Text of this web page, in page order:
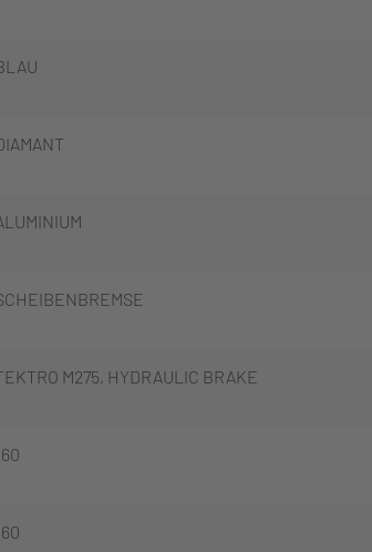
M275, HYDRAULIC BRAKE